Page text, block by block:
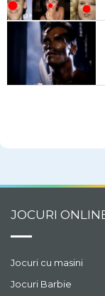
JOCURI
Jocuri cu masini
Jocuri Barbie